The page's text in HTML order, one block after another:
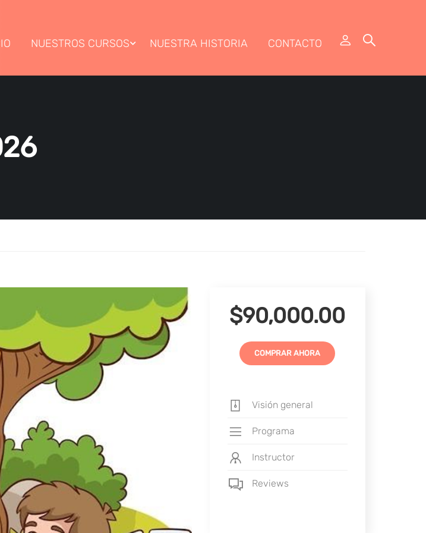
NUESTROS CURSOS NUESTRA HISTORIA CONTACTO
$90,000.00
COMPRAR AHORA
Visión general
Programa
Instructor
Reviews